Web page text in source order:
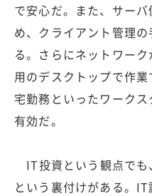
で安心だ。また、サー
め、クライアント管理
る。さらにネットワー
用のデスクトップで作
宅勤務といったワーク
有効だ。
IT投資という観点でも
という裏付けがある。